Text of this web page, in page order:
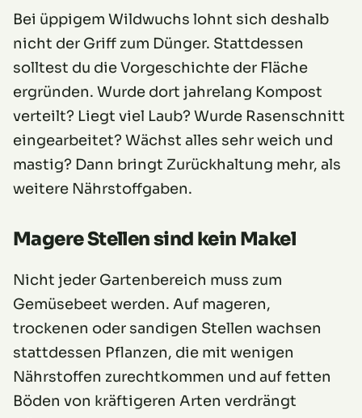
Bei üppigem Wildwuchs lohnt sich deshalb
nicht der Griff zum Dünger. Stattdessen
solltest du die Vorgeschichte der Fläche
ergründen. Wurde dort jahrelang Kompost
verteilt? Liegt viel Laub? Wurde Rasenschnitt
eingearbeitet? Wächst alles sehr weich und
mastig? Dann bringt Zurückhaltung mehr, als
weitere Nährstoffgaben.
Magere Stellen sind kein Makel
Nicht jeder Gartenbereich muss zum
Gemüsebeet werden. Auf mageren,
trockenen oder sandigen Stellen wachsen
stattdessen Pflanzen, die mit wenigen
Nährstoffen zurechtkommen und auf fetten
Böden von kräftigeren Arten verdrängt